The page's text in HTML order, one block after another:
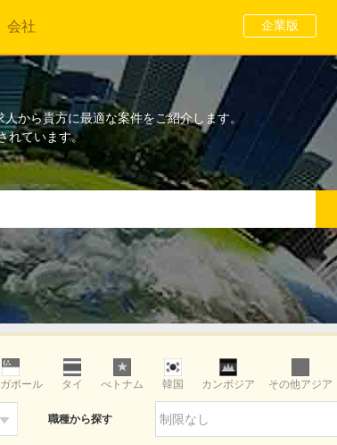
会社 企業版
から貴方に最適な案件をご紹介します。
れています。
ポール タイ べトナム 韓国 カンボジア その他アジア
 職種から探す 制限なし